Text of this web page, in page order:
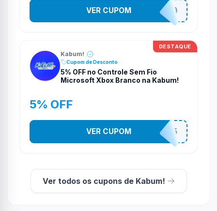
TELAO200
VER CUPOM
DESTAQUE
Kabum!
Cupom de Desconto
5% OFF no Controle Sem Fio
Microsoft Xbox Branco na Kabum!
5% OFF
CONTRL5
VER CUPOM
Ver todos os cupons de Kabum!